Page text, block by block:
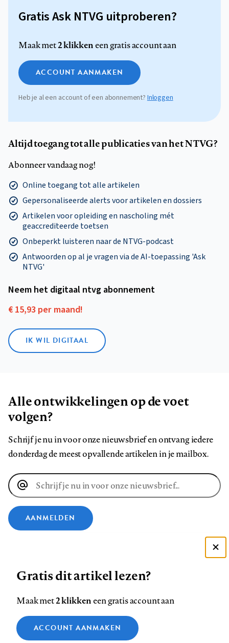
Gratis Ask NTVG uitproberen?
Maak met2 klikkeneen gratis account aan
ACCOUNT AANMAKEN
Heb je al een account of een abonnement?Inloggen
Altijd toegang tot alle publicaties van het NTVG?
Abonneer vandaag nog!
Online toegang tot alle artikelen
Gepersonaliseerde alerts voor artikelen en dossiers
Artikelen voor opleiding en nascholing mét
geaccrediteerde toetsen
Onbeperkt luisteren naar de NTVG-podcast
Antwoorden op al je vragen via de AI-toepassing 'Ask
NTVG'
Neem het digitaal ntvg abonnement
€ 15,93 per maand!
IK WIL DIGITAAL
Alle ontwikkelingen op de voet
volgen?
Schrijf je nu in voor onze nieuwsbrief en ontvang iedere
donderdag de meest opvallende artikelen in je mailbox.
E-
mailadres
AANMELDEN
ons
op
Facebook
ons
op
LinkedIn
ons
op
Bluesky
ons
op
Instagram
ons
op
YouTube
ons
Footer
Contact Colofon Disclaimer Privacy
Medische vragen verdienen
Zie onze cookie policy
Analytische cookies
Gratis dit artikel lezen?
Maak met2 klikkeneen gratis account aan
ACCOUNT AANMAKEN